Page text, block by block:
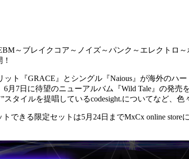
～ブレイクコア～ノイズ～パンク～エレクトロ
ト『GRACE』とシングル『Naious』が海外のハ
月7日に待望のニューアルバム『Wild Tale』の発
タイルを提唱しているcodesight.についてなど、色
できる限定セットは5月24日までMxCx online